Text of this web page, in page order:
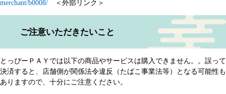
merchant/b0008/ ＜外部リンク＞
ご注意いただきたいこと
とっぴーＰＡＹでは以下の商品やサービスは購入できません。。誤って
決済すると、店舗側が関係法令違反（たばこ事業法等）となる可能性も
ありますので、十分にご注意ください。